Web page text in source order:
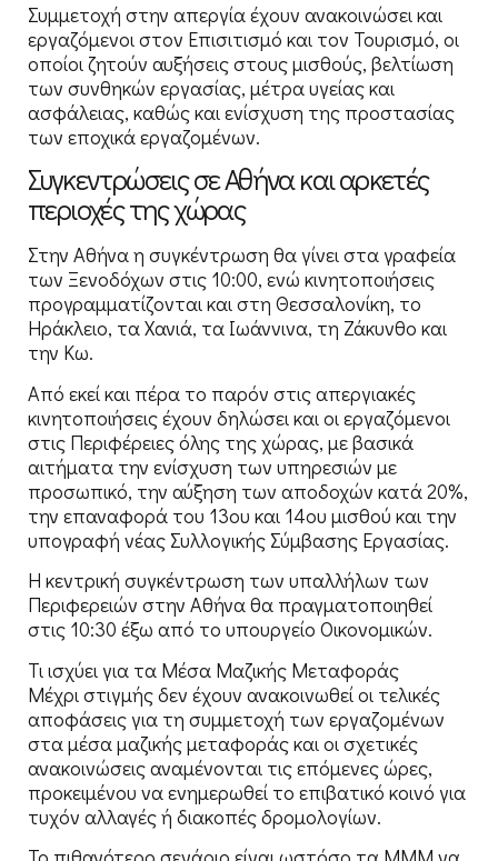
Συμμετοχή στην απεργία έχουν ανακοινώσει και
εργαζόμενοι στον Επισιτισμό και τον Τουρισμό, οι
οποίοι ζητούν αυξήσεις στους μισθούς, βελτίωση
των συνθηκών εργασίας, μέτρα υγείας και
ασφάλειας, καθώς και ενίσχυση της προστασίας
των εποχικά εργαζομένων.
Συγκεντρώσεις σε Αθήνα και αρκετές
περιοχές της χώρας
Στην Αθήνα η συγκέντρωση θα γίνει στα γραφεία
των Ξενοδόχων στις 10:00, ενώ κινητοποιήσεις
προγραμματίζονται και στη Θεσσαλονίκη, το
Ηράκλειο, τα Χανιά, τα Ιωάννινα, τη Ζάκυνθο και
την Κω.
Από εκεί και πέρα το παρόν στις απεργιακές
κινητοποιήσεις έχουν δηλώσει και οι εργαζόμενοι
στις Περιφέρειες όλης της χώρας, με βασικά
αιτήματα την ενίσχυση των υπηρεσιών με
προσωπικό, την αύξηση των αποδοχών κατά 20%,
την επαναφορά του 13ου και 14ου μισθού και την
υπογραφή νέας Συλλογικής Σύμβασης Εργασίας.
Η κεντρική συγκέντρωση των υπαλλήλων των
Περιφερειών στην Αθήνα θα πραγματοποιηθεί
στις 10:30 έξω από το υπουργείο Οικονομικών.
Τι ισχύει για τα Μέσα Μαζικής Μεταφοράς
Μέχρι στιγμής δεν έχουν ανακοινωθεί οι τελικές
αποφάσεις για τη συμμετοχή των εργαζομένων
στα μέσα μαζικής μεταφοράς και οι σχετικές
ανακοινώσεις αναμένονται τις επόμενες ώρες,
προκειμένου να ενημερωθεί το επιβατικό κοινό για
τυχόν αλλαγές ή διακοπές δρομολογίων.